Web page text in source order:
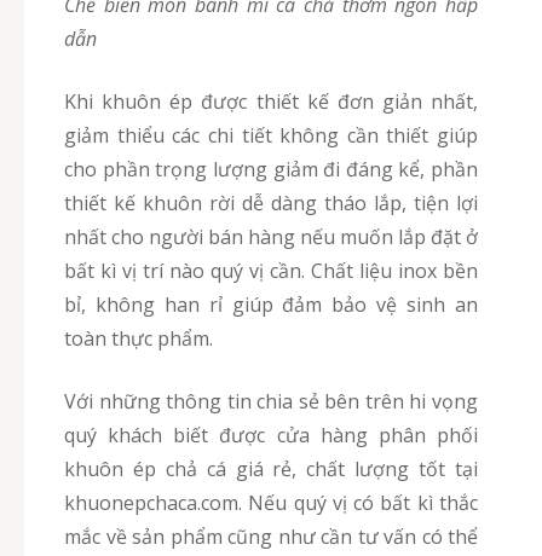
dẫn
Khi khuôn ép được thiết kế đơn giản nhất,
giảm thiểu các chi tiết không cần thiết giúp
cho phần trọng lượng giảm đi đáng kể, phần
thiết kế khuôn rời dễ dàng tháo lắp, tiện lợi
nhất cho người bán hàng nếu muốn lắp đặt ở
bất kì vị trí nào quý vị cần. Chất liệu inox bền
bỉ, không han rỉ giúp đảm bảo vệ sinh an
toàn thực phẩm.
Với những thông tin chia sẻ bên trên hi vọng
quý khách biết được cửa hàng phân phối
khuôn ép chả cá giá rẻ, chất lượng tốt tại
khuonepchaca.com. Nếu quý vị có bất kì thắc
mắc về sản phẩm cũng như cần tư vấn có thể